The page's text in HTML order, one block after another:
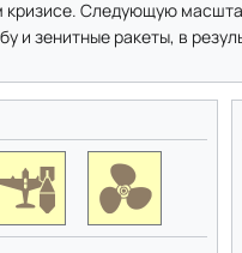
кризисе. Следующую
и зенитные ракеты, в